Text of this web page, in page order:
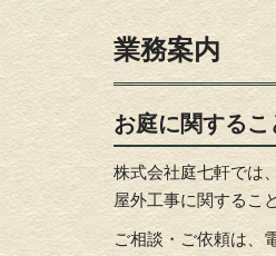
業務案内
お庭に関する
株式会社庭七軒では
屋外工事に関するこ
ご相談・ご依頼は、